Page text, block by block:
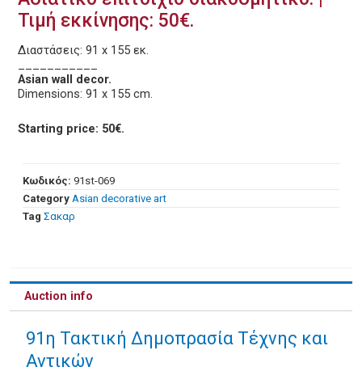
Τιμή εκκίνησης: 50€.
Διαστάσεις: 91 x 155 εκ.
Asian wall decor.
Dimensions: 91 x 155 cm.
Starting price: 50€.
Κωδικός: 91st-069
Category Asian decorative art
Tag Σακαρ
Auction info
91η Τακτική Δημοπρασία Τέχνης και
Αντικών